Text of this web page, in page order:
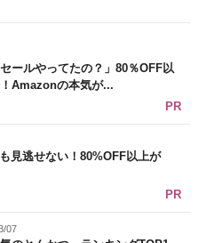
セールやってたの？」80％OFF以
Amazonの本気が...
PR
見逃せない！80%OFF以上が
PR
07